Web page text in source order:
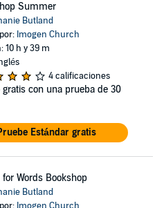
Summer
Butland
Imogen Church
10 h y 39 m
4 calificaciones
gratis con una prueba de 30
Estándar gratis
for Words Bookshop
Butland